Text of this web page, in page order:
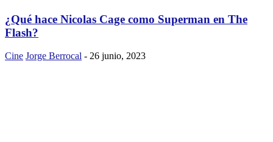
¿Qué hace Nicolas Cage como Superman en The
Flash?
Cine Jorge Berrocal - 26 junio, 2023